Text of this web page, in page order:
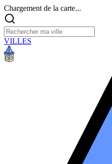
Chargement de la carte...
VILLES